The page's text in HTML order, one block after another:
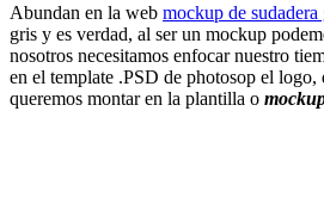
Abundan en la web mockup de sudadera
gris y es verdad, al ser un mockup
nosotros necesitamos enfocar nuestro
en el template .PSD de photosop el
queremos montar en la plantilla o